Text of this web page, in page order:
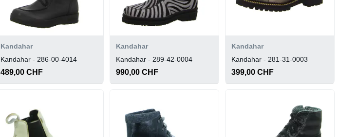
Kandahar
Kandahar - 286-00-4014
489,00 CHF
Kandahar
Kandahar - 289-42-0004
990,00 CHF
Kandahar
Kandahar - 281-31-0003
399,00 CHF